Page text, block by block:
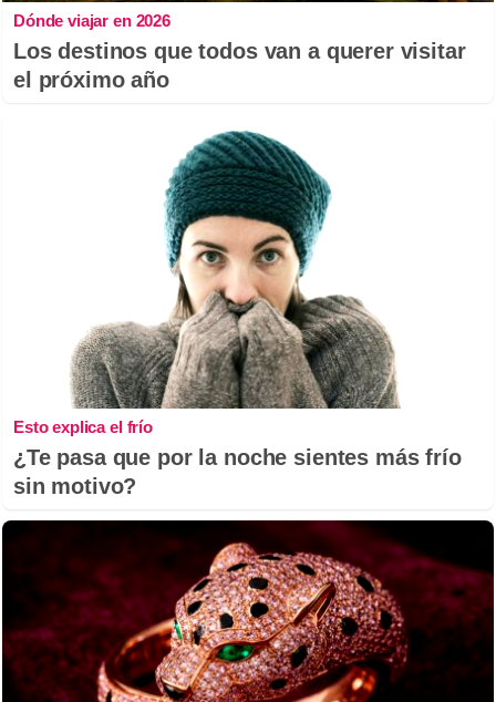
Dónde viajar en 2026
Los destinos que todos van a querer visitar
el próximo año
Esto explica el frío
¿Te pasa que por la noche sientes más frío
sin motivo?